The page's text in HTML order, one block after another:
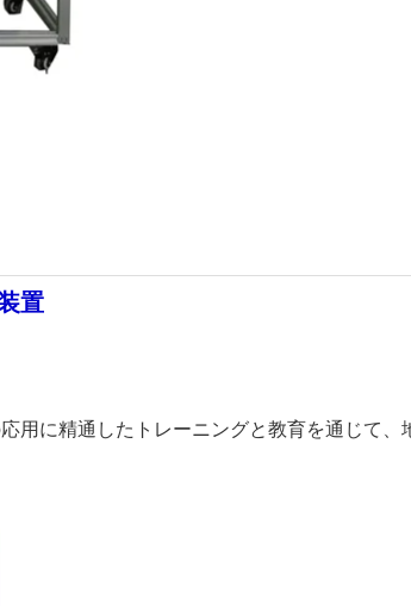
置
用に精通したトレーニングと教育を通じて